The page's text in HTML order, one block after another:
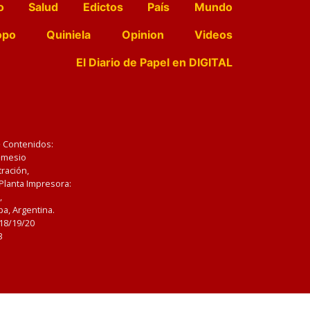
Salud Edictos País
Mundo
Quiniela Opinion
Videos
El Diario de Papel en DIGITAL
Impresora:
Argentina.
19/20